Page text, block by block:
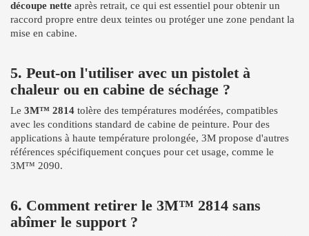
découpe nette après retrait, ce qui est essentiel pour obtenir un
raccord propre entre deux teintes ou protéger une zone pendant la
mise en cabine.
5. Peut-on l'utiliser avec un pistolet à
chaleur ou en cabine de séchage ?
Le 3M™ 2814 tolère des températures modérées, compatibles
avec les conditions standard de cabine de peinture. Pour des
applications à haute température prolongée, 3M propose d'autres
références spécifiquement conçues pour cet usage, comme le
3M™ 2090.
6. Comment retirer le 3M™ 2814 sans
abîmer le support ?